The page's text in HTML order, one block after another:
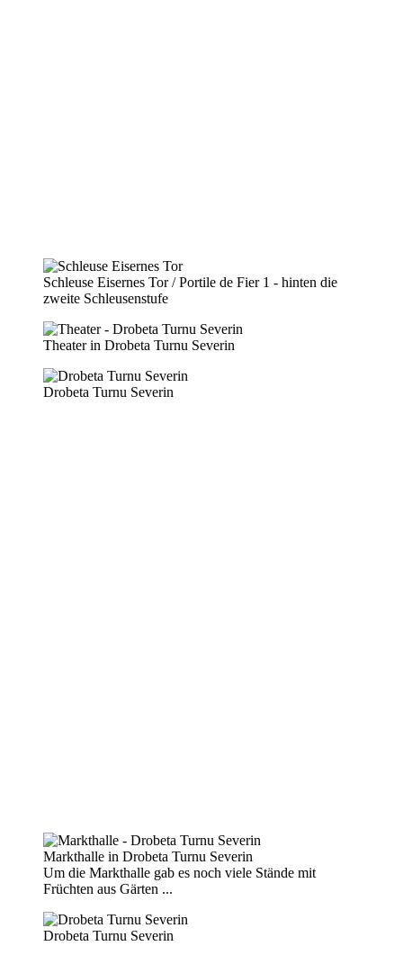
Schleuse Eisernes Tor / Portile de Fier 1 - hinten die
zweite Schleusenstufe
Theater in Drobeta Turnu Severin
Drobeta Turnu Severin
Markthalle in Drobeta Turnu Severin
Um die Markthalle gab es noch viele Stände mit
Früchten aus Gärten ...
Drobeta Turnu Severin